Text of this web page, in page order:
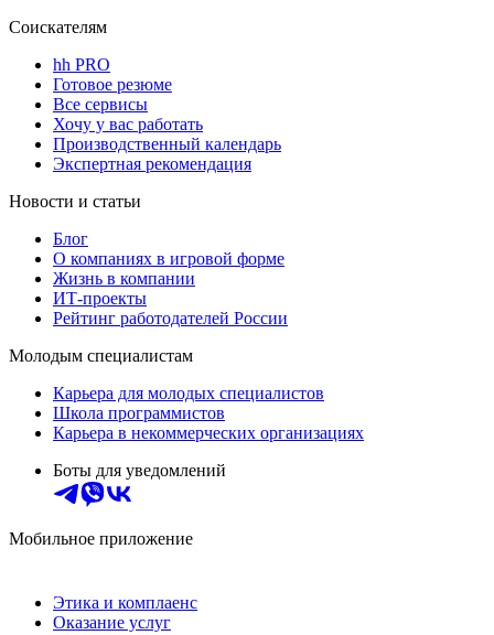
Соискателям
hh PRO
Готовое резюме
Все сервисы
Хочу у вас работать
Производственный календарь
Экспертная рекомендация
Новости и статьи
Блог
О компаниях в игровой форме
Жизнь в компании
ИТ-проекты
Рейтинг работодателей России
Молодым специалистам
Карьера для молодых специалистов
Школа программистов
Карьера в некоммерческих организациях
Боты для уведомлений
Мобильное приложение
Этика и комплаенс
Оказание услуг